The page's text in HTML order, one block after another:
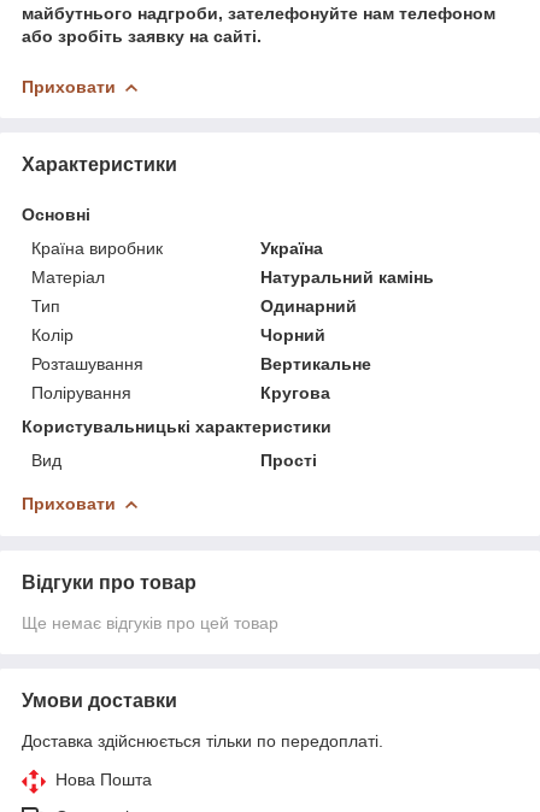
майбутнього надгроби, зателефонуйте нам телефоном
або зробіть заявку на сайті.
Приховати
Характеристики
Основні
Країна виробник
Україна
Матеріал
Натуральний камінь
Тип
Одинарний
Колір
Чорний
Розташування
Вертикальне
Полірування
Кругова
Користувальницькі характеристики
Вид
Прості
Приховати
Відгуки про товар
Ще немає відгуків про цей товар
Умови доставки
Доставка здійснюється тільки по передоплаті.
Нова Пошта